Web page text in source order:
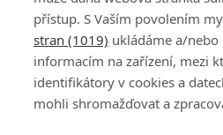
DISKUZE
přístup. S Vaším povolením
stran (1019) ukládáme a/
informacím na zařízení, mezi
identifikátory v cookies a
mohli shromažďovat a